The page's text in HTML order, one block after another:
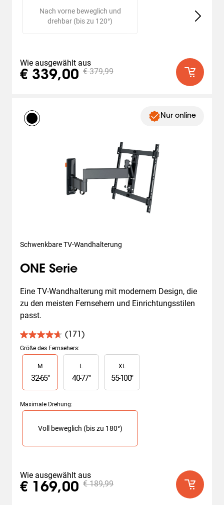
Slide 1 of 2
Nach vorne beweglich und
drehbar (bis zu 120°)
Wie ausgewählt aus
€ 339,00 € 379,99
Nur online
Schwenkbare TV-Wandhalterung
ONE Serie
Eine TV-Wandhalterung mit modernem Design, die
zu den meisten Fernsehern und Einrichtungsstilen
passt.
(171)
4.7
von
5
Sternen.
171
Bewertungen
Größe des Fernsehers:
Slide 1 of 3
M
32-65"
L
40-77"
XL
55-100"
Maximale Drehung:
Slide 1 of 1
Voll beweglich (bis zu 180°)
Wie ausgewählt aus
€ 169,00 € 189,99